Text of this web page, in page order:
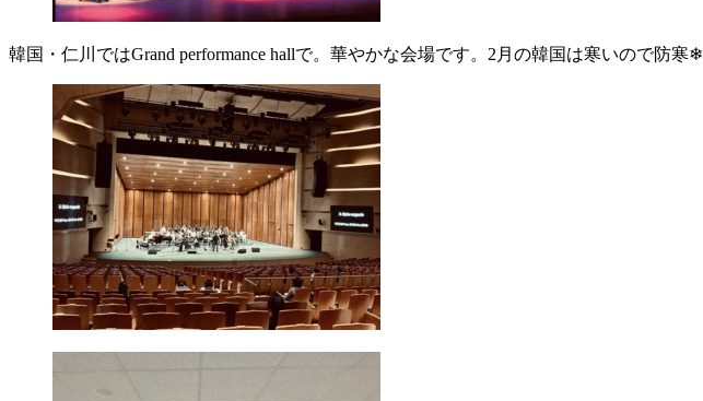
韓国・仁川ではGrand performance hallで。華やかな会場です。2月の韓国は寒いので防寒❄